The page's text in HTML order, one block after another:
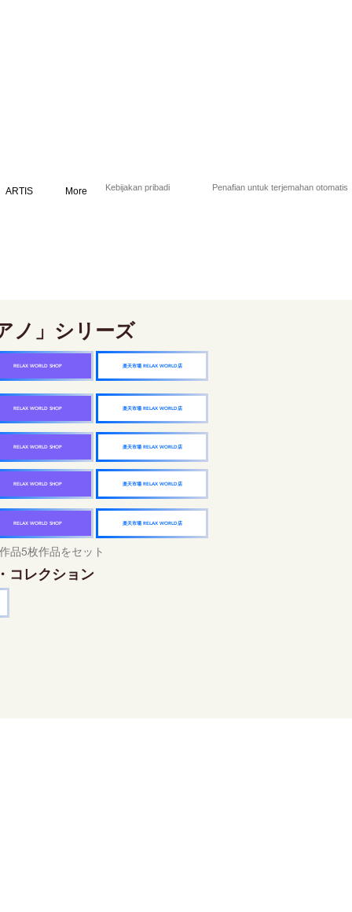
ARTIS More Kebijakan pribadi Penafian untuk terjemahan otomatis
ノ」シリーズ
楽天市場 RELAX WORLD店
RELAX WORLD SHOP
楽天市場 RELAX WORLD店
RELAX WORLD SHOP
楽天市場 RELAX WORLD店
RELAX WORLD SHOP
楽天市場 RELAX WORLD店
RELAX WORLD SHOP
楽天市場 RELAX WORLD店
RELAX WORLD SHOP
品5枚作品をセット
コレクション